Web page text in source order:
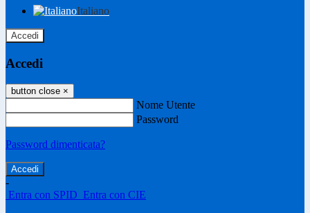
Italiano
Accedi
Accedi
button close ×
Nome Utente
Password
Password dimenticata?
-
Entra con SPID Entra con CIE